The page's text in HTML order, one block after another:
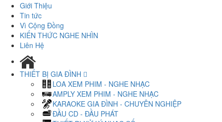
Giới Thiệu
Tin tức
Vì Cộng Đồng
KIẾN THỨC NGHE NHÌN
Liên Hệ
THIẾT BỊ GIA ĐÌNH
LOA XEM PHIM - NGHE NHẠC
AMPLY XEM PHIM - NGHE NHẠC
KARAOKE GIA ĐÌNH - CHUYÊN NGHIỆP
ĐẦU CD - ĐẦU PHÁT